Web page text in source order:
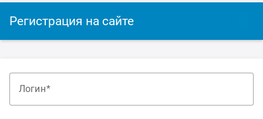
Регистрация на сайте
Логин